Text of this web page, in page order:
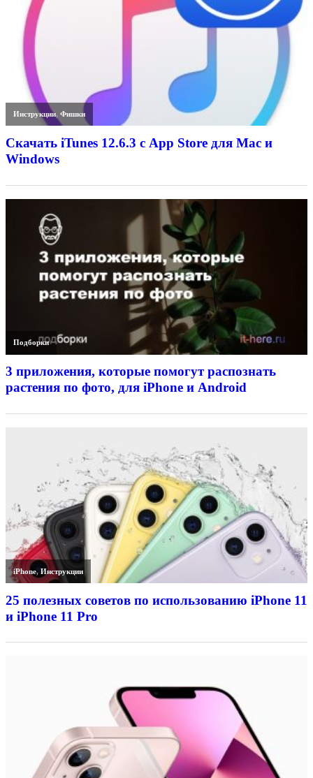
Инструкции,Фишки
Скачать iTunes 12.6.3 с App Store для Mac и
Windows
Подборки
3 приложения, которые помогут распознать
растения по фото, для iPhone и Android
iPhone,Инструкции
25 полезных советов по использованию iPhone 11
и iPhone 11 Pro